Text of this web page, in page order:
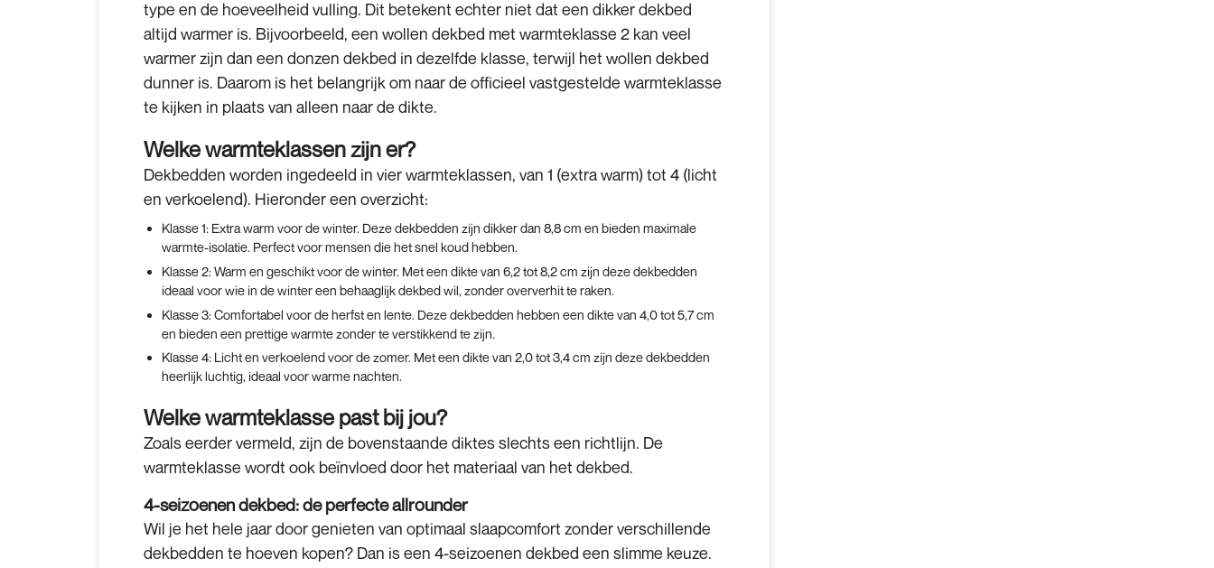
type en de hoeveelheid vulling. Dit betekent echter niet dat een dikker dekbed
altijd warmer is. Bijvoorbeeld, een wollen dekbed met warmteklasse 2 kan veel
warmer zijn dan een donzen dekbed in dezelfde klasse, terwijl het wollen dekbed
dunner is. Daarom is het belangrijk om naar de officieel vastgestelde warmteklasse
te kijken in plaats van alleen naar de dikte.
Welke warmteklassen zijn er?
Dekbedden worden ingedeeld in vier warmteklassen, van 1 (extra warm) tot 4 (licht
en verkoelend). Hieronder een overzicht:
Klasse 1: Extra warm voor de winter. Deze dekbedden zijn dikker dan 8,8 cm en bieden maximale
warmte-isolatie. Perfect voor mensen die het snel koud hebben.
Klasse 2:Warm en geschikt voor de winter. Met een dikte van 6,2 tot 8,2 cm zijn deze dekbedden
ideaal voor wie in de winter een behaaglijk dekbed wil, zonder oververhit te raken.
Klasse 3:Comfortabel voor de herfst en lente. Deze dekbedden hebben een dikte van 4,0 tot 5,7 cm
en bieden een prettige warmte zonder te verstikkend te zijn.
Klasse 4: Licht en verkoelend voor de zomer. Met een dikte van 2,0 tot 3,4 cm zijn deze dekbedden
heerlijk luchtig, ideaal voor warme nachten.
Welke warmteklasse past bij jou?
Zoals eerder vermeld, zijn de bovenstaande diktes slechts een richtlijn. De
warmteklasse wordt ook beïnvloed door het materiaal van het dekbed.
4-seizoenen dekbed: de perfecte allrounder
Wil je het hele jaar door genieten van optimaal slaapcomfort zonder verschillende
dekbedden te hoeven kopen? Dan is een 4-seizoenen dekbed een slimme keuze.